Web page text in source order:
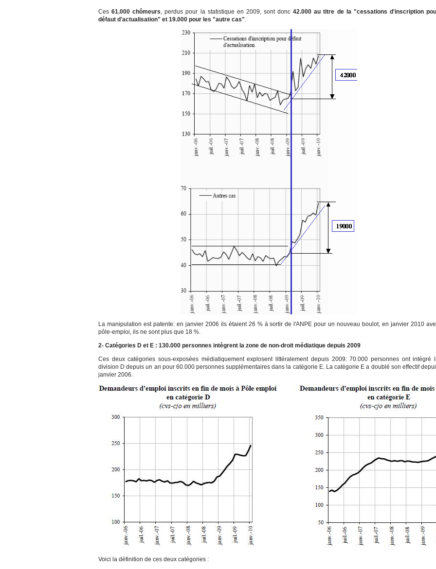
Ces 61.000 chômeurs, perdus pour la statistique en 2009, sont donc42.000 au titre de la "cessations d'inscription
défaut d'actualisation" et 19.000 pour les "autre cas".
La manipulation est patente: en janvier 2006 ils étaient 26 % à sortir de l'ANPE pour un nouveau boulot, en janvier 2010
pôle-emploi, ils ne sont plus que 18 %.
2- Catégories D et E : 130.000 personnes intègrent la zone de non-droit médiatique depuis 2009
Ces deux catégories sous-exposées médiatiquement explosent littéralement depuis 2009: 70.000 personnes ont intégré
division D depuis un an pour 60.000 personnes supplémentaires dans la catégorie E. La catégorie E a doublé son effectif
janvier 2006.
Voici la définition de ces deux catégories :